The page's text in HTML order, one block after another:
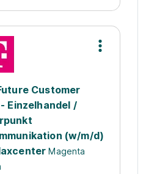
Customer
Einzelhandel /
(w/m/d)
Magenta